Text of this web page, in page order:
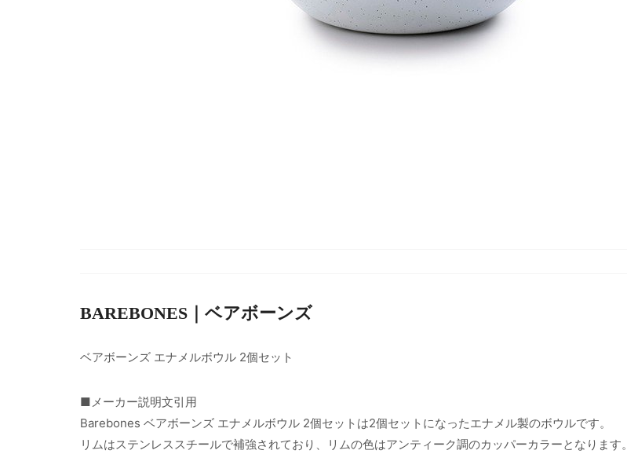
BAREBONES｜ベアボーンズ
ベアボーンズ エナメルボウル 2個セット
■メーカー説明文引用
Barebones ベアボーンズ エナメルボウル 2個セットは2個セットになったエナメル製のボウルです。
リムはステンレススチールで補強されており、リムの色はアンティーク調のカッパーカラーとなります。